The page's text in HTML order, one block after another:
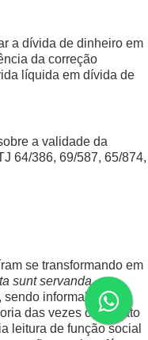
a dívida de dinheiro em
da correção
líquida em dívida de
a validade da
64/386, 69/587, 65/874,
se transformando em
sunt servanda,
, sendo informal e
das vezes o contrato
leitura de função social